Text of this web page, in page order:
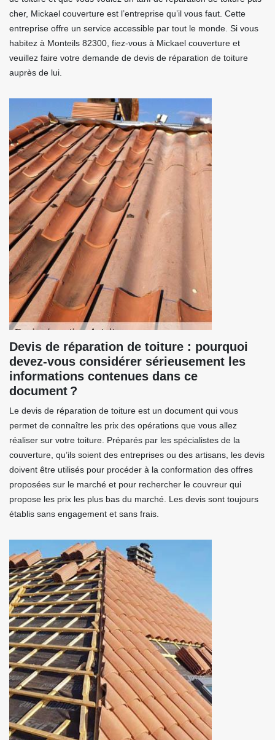
cher, Mickael couverture est l’entreprise qu’il vous faut. Cette
entreprise offre un service accessible par tout le monde. Si vous
habitez à Monteils 82300, fiez-vous à Mickael couverture et
veuillez faire votre demande de devis de réparation de toiture
auprès de lui.
Devis de réparation de toiture : pourquoi
devez-vous considérer sérieusement les
informations contenues dans ce
document ?
Le devis de réparation de toiture est un document qui vous
permet de connaître les prix des opérations que vous allez
réaliser sur votre toiture. Préparés par les spécialistes de la
couverture, qu’ils soient des entreprises ou des artisans, les devis
doivent être utilisés pour procéder à la conformation des offres
proposées sur le marché et pour rechercher le couvreur qui
propose les prix les plus bas du marché. Les devis sont toujours
établis sans engagement et sans frais.